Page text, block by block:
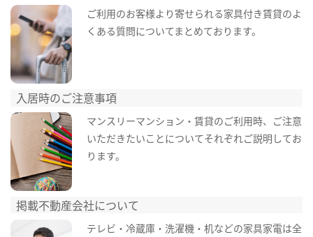
ご利用のお客様より寄せられる家具付き賃貸のよ
くある質問についてまとめております。
入居時のご注意事項
マンスリーマンション・賃貸のご利用時、ご注意
いただきたいことについてそれぞれご説明してお
ります。
掲載不動産会社について
テレビ・冷蔵庫・洗濯機・机などの家具家電は全